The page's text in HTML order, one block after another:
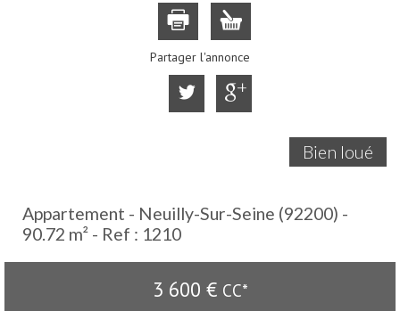
Partager l'annonce
Bien loué
Appartement - Neuilly-Sur-Seine (92200) -
90.72 m² - Ref : 1210
3 600 € CC*